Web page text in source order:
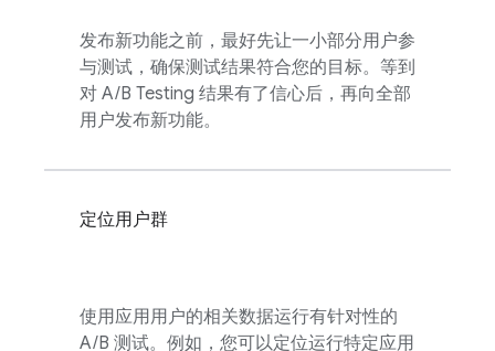
发布新功能之前，最好先让一小部分用户参
与测试，确保测试结果符合您的目标。等到
对 A/B Testing 结果有了信心后，再向全部
用户发布新功能。
定位用户群
使用应用用户的相关数据运行有针对性的
A/B 测试。例如，您可以定位运行特定应用